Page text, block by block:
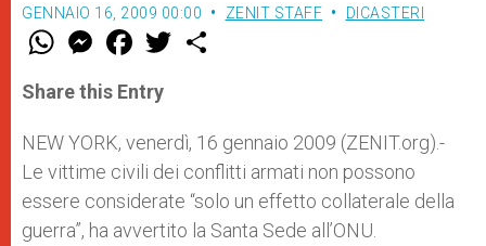
GENNAIO 16, 2009 00:00 ZENIT STAFF DICASTERI
W
t
s
p
p
M
e
s
e
g
e
r
F
a
e
b
o
k
w
r
Share this Entry
NEW YORK, venerdì, 16 gennaio 2009 (ZENIT.org).-
Le vittime civili dei conflitti armati non possono
essere considerate “solo un effetto collaterale della
guerra”, ha avvertito la Santa Sede all’ONU.